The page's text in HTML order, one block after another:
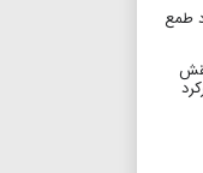
طمع